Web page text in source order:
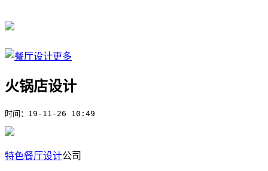
火锅店设计
时间： 19-11-26 10:49
特色餐厅设计公司